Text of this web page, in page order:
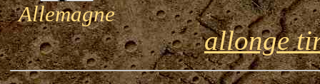
Allemagne
allonge